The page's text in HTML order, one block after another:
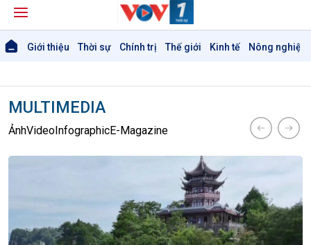
Giới thiệu Thời sự Chính trị Thế giới Kinh tế Nông nghiệp
MULTIMEDIA
ẢnhVideoInfographicE-Magazine